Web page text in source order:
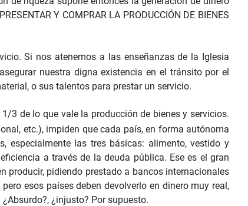
Y COMPRAR LA PRODUCCIÓN DE BIENES
Si nos atenemos a las enseñanzas de la Iglesia
nuestra digna existencia en el tránsito por el
o sus talentos para prestar un servicio.
3 de lo que vale la producción de bienes y servicios.
etc.), impiden que cada país, en forma autónoma
especialmente las tres básicas: alimento, vestido y
a través de la deuda pública. Ese es el gran
producir, pidiendo prestado a bancos internacionales
esos países deben devolverlo en dinero muy real,
¿injusto? Por supuesto.